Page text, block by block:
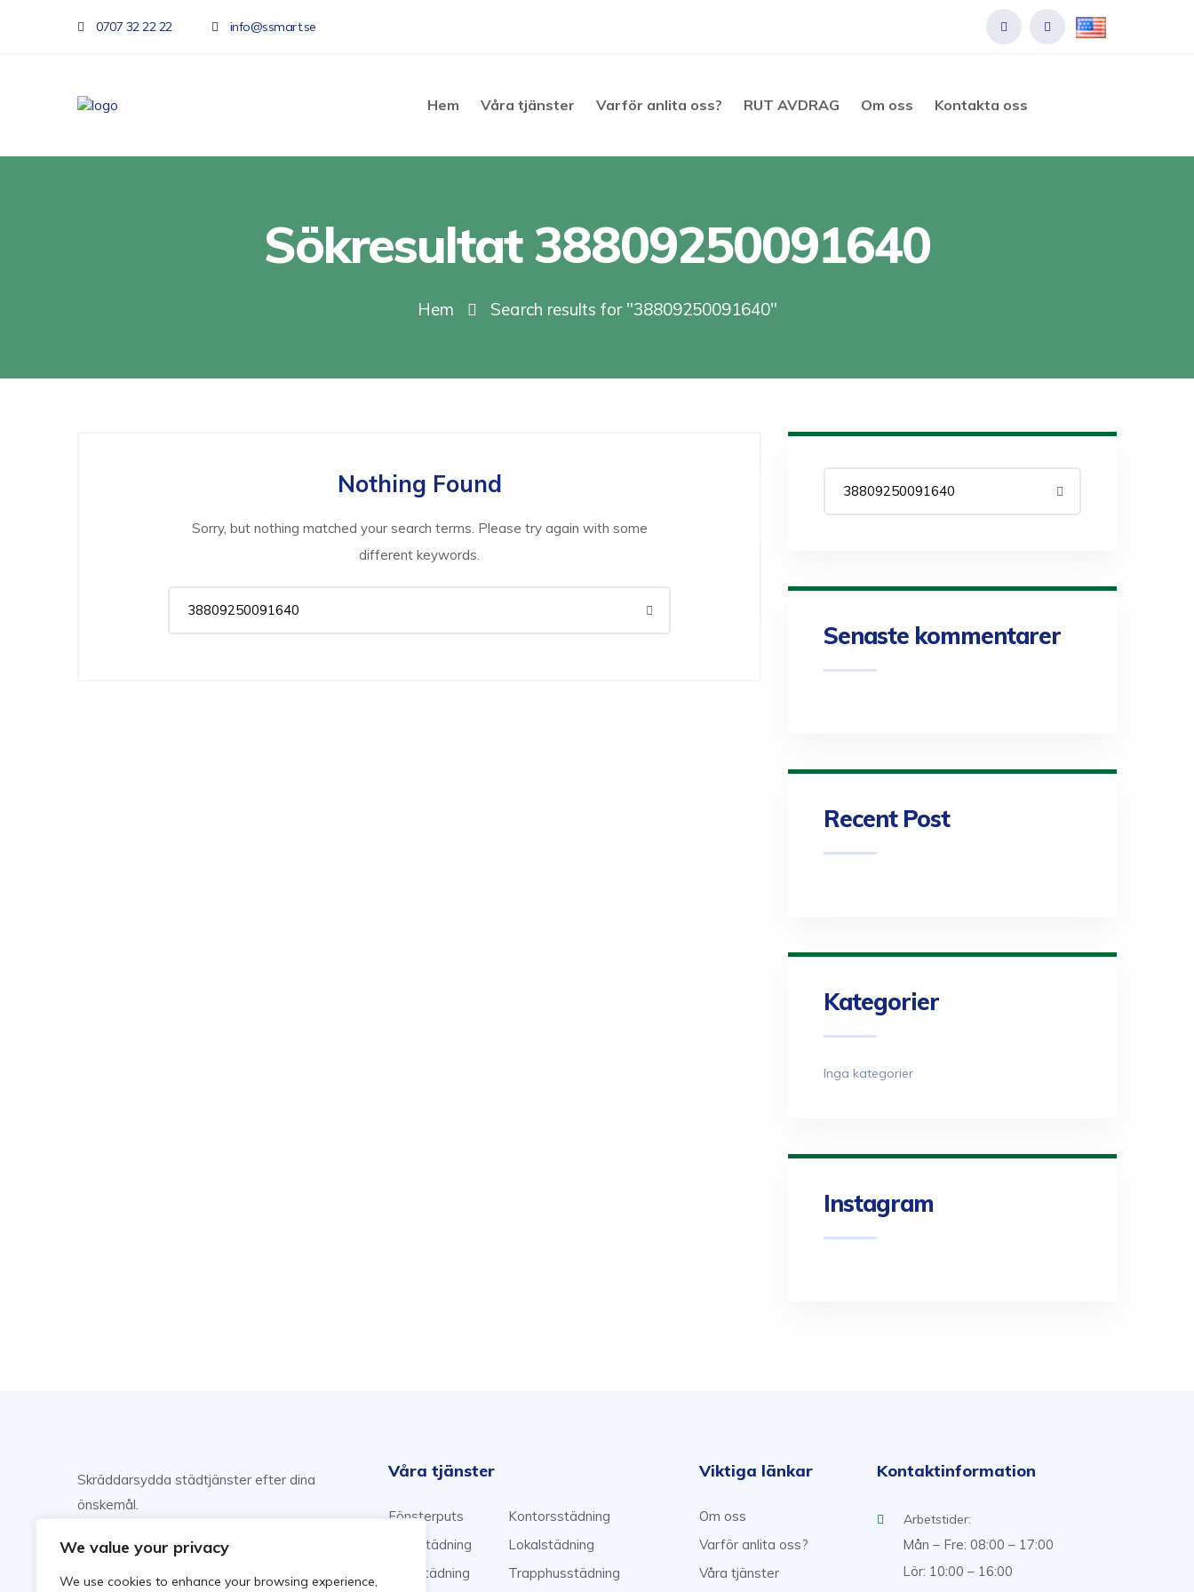
We value your privacy
We use cookies to enhance your browsing experience,
0707 32 22 22 info@ssmart.se
Hem Våra tjänster Varför anlita oss? RUT AVDRAG Om oss Kontakta oss
Sökresultat 38809250091640
Hem Search results for "38809250091640"
Nothing Found
Sorry, but nothing matched your search terms. Please try again with some
different keywords.
Senaste kommentarer
Recent Post
Kategorier
Inga kategorier
Instagram
Skräddarsydda städtjänster efter dina
önskemål.
Njut av din fritid, vi sköter städning!
Våra tjänster
Fönsterputs
Hemstädning
Flyttstädning
Kontorsstädning
Lokalstädning
Trapphusstädning
Viktiga länkar
Om oss
Varför anlita oss?
Våra tjänster
Kontaktinformation
Arbetstider:
Mån – Fre: 08:00 – 17:00
Lör: 10:00 – 16:00